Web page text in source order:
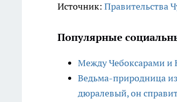
Источник: Правительства
Популярные
Между Чебоксарами и
Ведьма-природница
дюралевый, он